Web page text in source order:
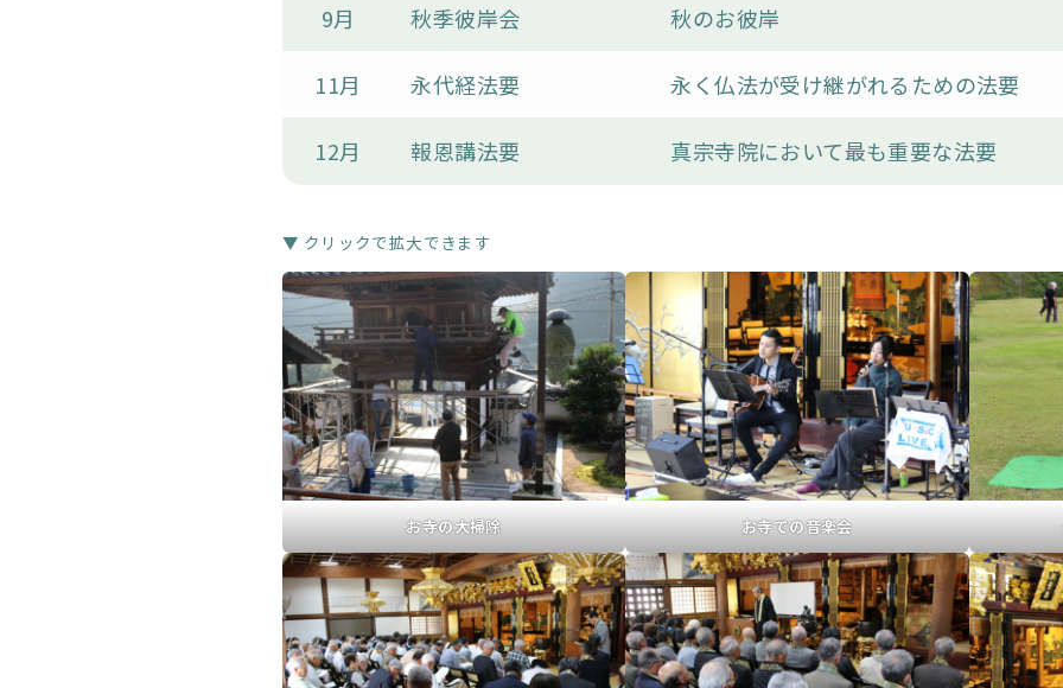
9月 秋季彼岸会 秋のお彼岸
11月 永代経法要 永く仏法が受け継がれるための法要
12月 報恩講法要 真宗寺院において最も重要な法要
▼ クリックで拡大できます
お寺の大掃除 お寺での音楽会